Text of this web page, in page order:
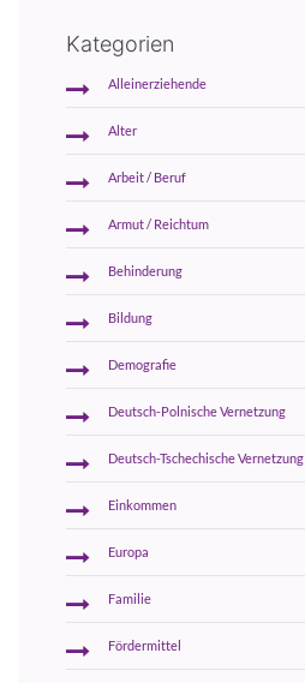
Kategorien
Alleinerziehende
Alter
Arbeit / Beruf
Armut / Reichtum
Behinderung
Bildung
Demografie
Deutsch-Polnische Vernetzung
Deutsch-Tschechische Vernetzung
Einkommen
Europa
Familie
Fördermittel